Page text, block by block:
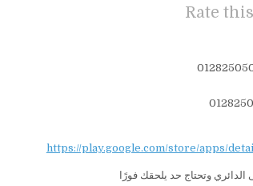
Rate
https://play.google.com/store/apps/
وتحتاج حد يلحقك فورًا